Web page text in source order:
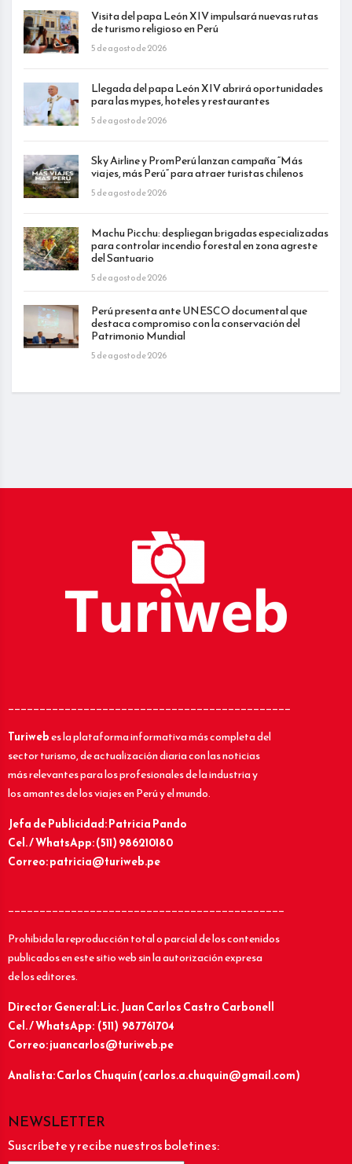
Visita del papa León XIV impulsará nuevas rutas
de turismo religioso en Perú
5 de agosto de 2026
Llegada del papa León XIV abrirá oportunidades
para las mypes, hoteles y restaurantes
5 de agosto de 2026
Sky Airline y PromPerú lanzan campaña “Más
viajes, más Perú” para atraer turistas chilenos
5 de agosto de 2026
Machu Picchu: despliegan brigadas especializadas
para controlar incendio forestal en zona agreste
del Santuario
5 de agosto de 2026
Perú presenta ante UNESCO documental que
destaca compromiso con la conservación del
Patrimonio Mundial
5 de agosto de 2026
_____________________________________________
Turiwebes la plataforma informativa más completa del
sector turismo, de actualización diaria con las noticias
más relevantes para los profesionales de la industria y
los amantes de los viajes en Perú y el mundo.
Jefa de Publicidad: Patricia Pando
Cel. / WhatsApp: (511) 986210180
Correo: patricia@turiweb.pe
____________________________________________
Prohibida la reproducción total o parcial de los contenidos
publicados en este sitio web sin la autorización expresa
de los editores.
Director General: Lic.Juan Carlos Castro Carbonell
Cel. / WhatsApp: (511) 987761704
Correo: juancarlos@turiweb.pe
Analista: Carlos Chuquín (carlos.a.chuquin@gmail.com)
NEWSLETTER
Suscríbete y recibe nuestros boletines: